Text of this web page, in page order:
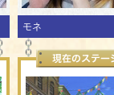
モネ